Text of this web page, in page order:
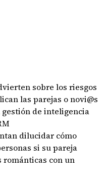
sobre los riesgos
las parejas o novi@s
de inteligencia
dilucidar cómo
si su pareja
románticas con un